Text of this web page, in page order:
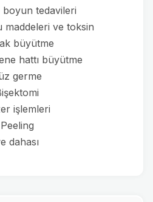
boyun tedavileri
maddeleri ve toksin
büyütme
hattı büyütme
germe
işlemleri
Peeling
dahası